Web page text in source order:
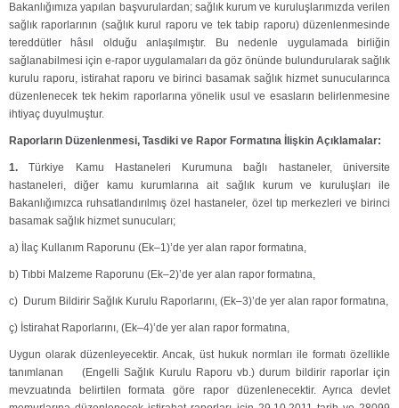
Bakanlığımıza yapılan başvurulardan; sağlık kurum ve kuruluşlarımızda verilen
sağlık raporlarının (sağlık kurul raporu ve tek tabip raporu) düzenlenmesinde
tereddütler hâsıl olduğu anlaşılmıştır. Bu nedenle uygulamada birliğin
sağlanabilmesi için e-rapor uygulamaları da göz önünde bulundurularak sağlık
kurulu raporu, istirahat raporu ve birinci basamak sağlık hizmet sunucularınca
düzenlenecek tek hekim raporlarına yönelik usul ve esasların belirlenmesine
ihtiyaç duyulmuştur.
Raporların Düzenlenmesi, Tasdiki ve Rapor Formatına İlişkin Açıklamalar:
1. Türkiye Kamu Hastaneleri Kurumuna bağlı hastaneler, üniversite
hastaneleri, diğer kamu kurumlarına ait sağlık kurum ve kuruluşları ile
Bakanlığımızca ruhsatlandırılmış özel hastaneler, özel tıp merkezleri ve birinci
basamak sağlık hizmet sunucuları;
a) İlaç Kullanım Raporunu (Ek–1)’de yer alan rapor formatına,
b) Tıbbi Malzeme Raporunu (Ek–2)’de yer alan rapor formatına,
c) Durum Bildirir Sağlık Kurulu Raporlarını, (Ek–3)’de yer alan rapor formatına,
ç) İstirahat Raporlarını, (Ek–4)’de yer alan rapor formatına,
Uygun olarak düzenleyecektir. Ancak, üst hukuk normları ile formatı özellikle
tanımlanan (Engelli Sağlık Kurulu Raporu vb.) durum bildirir raporlar için
mevzuatında belirtilen formata göre rapor düzenlenecektir. Ayrıca devlet